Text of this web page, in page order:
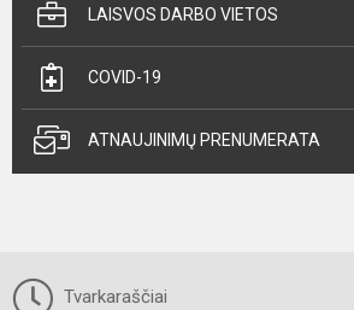
LAISVOS DARBO VIETOS
COVID-19
ATNAUJINIMŲ PRENUMERATA
Tvarkaraščiai